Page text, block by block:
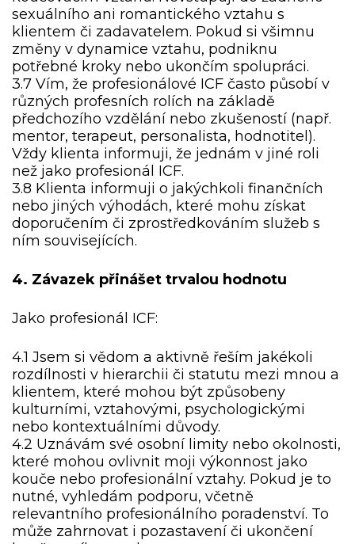
sexuálního ani romantického vztahu s
klientem či zadavatelem. Pokud si všimnu
změny v dynamice vztahu, podniknu
potřebné kroky nebo ukončím spolupráci.
3.7 Vím, že profesionálové ICF často působí v
různých profesních rolích na základě
předchozího vzdělání nebo zkušeností (např.
mentor, terapeut, personalista, hodnotitel).
Vždy klienta informuji, že jednám v jiné roli
než jako profesionál ICF.
3.8 Klienta informuji o jakýchkoli finančních
nebo jiných výhodách, které mohu získat
doporučením či zprostředkováním služeb s
ním souvisejících.
4. Závazek přinášet trvalou hodnotu
Jako profesionál ICF:
4.1 Jsem si vědom a aktivně řeším jakékoli
rozdílnosti v hierarchii či statutu mezi mnou a
klientem, které mohou být způsobeny
kulturními, vztahovými, psychologickými
nebo kontextuálními důvody.
4.2 Uznávám své osobní limity nebo okolnosti,
které mohou ovlivnit moji výkonnost jako
kouče nebo profesionální vztahy. Pokud je to
nutné, vyhledám podporu, včetně
relevantního profesionálního poradenství. To
může zahrnovat i pozastavení či ukončení